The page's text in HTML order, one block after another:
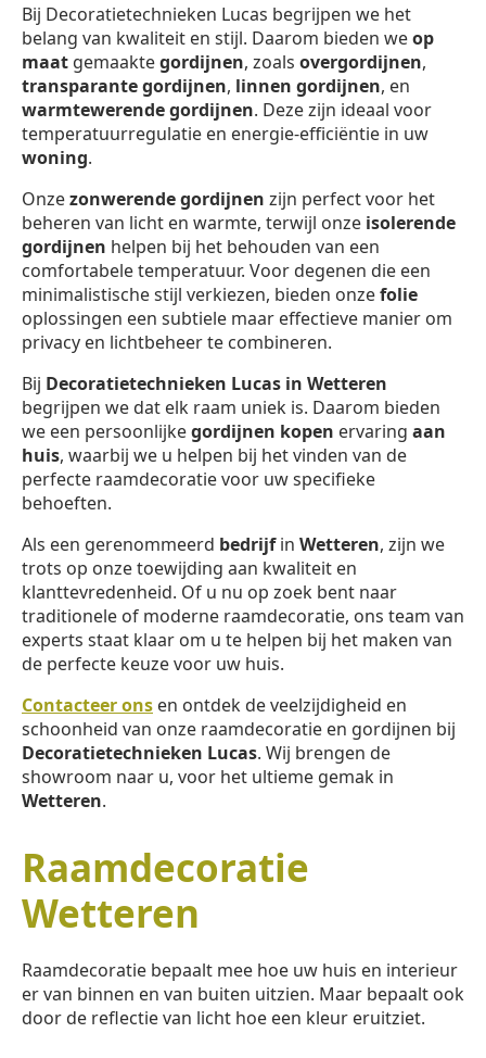
Bij Decoratietechnieken Lucas begrijpen we het
belang van kwaliteit en stijl. Daarom bieden weop
maat gemaaktegordijnen, zoals overgordijnen,
transparante gordijnen, linnen gordijnen, en
warmtewerende gordijnen. Deze zijn ideaal voor
temperatuurregulatie en energie-efficiëntie in uw
woning.
Onzezonwerende gordijnen zijn perfect voor het
beheren van licht en warmte, terwijl onze isolerende
gordijnen helpen bij het behouden van een
comfortabele temperatuur. Voor degenen die een
minimalistische stijl verkiezen, bieden onzefolie
oplossingen een subtiele maar effectieve manier om
privacy en lichtbeheer te combineren.
Bij Decoratietechnieken Lucas in Wetteren
begrijpen we dat elk raam uniek is. Daarom bieden
we een persoonlijkegordijnen kopen ervaring aan
huis, waarbij we u helpen bij het vinden van de
perfecte raamdecoratie voor uw specifieke
behoeften.
Als een gerenommeerd bedrijfin Wetteren, zijn we
trots op onze toewijding aan kwaliteit en
klanttevredenheid. Of u nu op zoek bent naar
traditionele of moderne raamdecoratie, ons team van
experts staat klaar om u te helpen bij het maken van
de perfecte keuze voor uw huis.
Contacteer ons en ontdek de veelzijdigheid en
schoonheid van onze raamdecoratie en gordijnen bij
Decoratietechnieken Lucas. Wij brengen de
showroom naar u, voor het ultieme gemak in
Wetteren.
Raamdecoratie
Wetteren
Raamdecoratie bepaalt mee hoe uw huis en interieur
er van binnen en van buiten uitzien. Maar bepaalt ook
door de reflectie van licht hoe een kleur eruitziet.